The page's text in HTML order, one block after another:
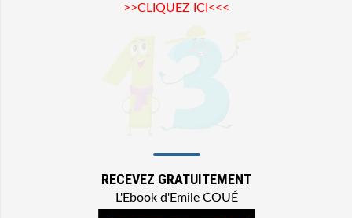
>>CLIQUEZ ICI<<<
RECEVEZ GRATUITEMENT
L'Ebook d'Emile COUÉ